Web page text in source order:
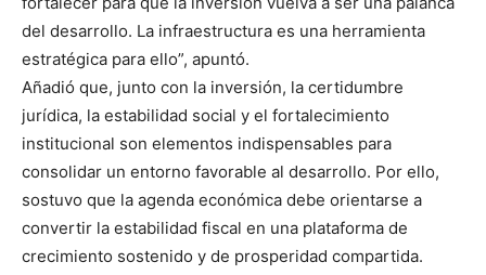
del desarrollo. La infraestructura es una herramienta
estratégica para ello”, apuntó.
Añadió que, junto con la inversión, la certidumbre
jurídica, la estabilidad social y el fortalecimiento
institucional son elementos indispensables para
consolidar un entorno favorable al desarrollo. Por ello,
sostuvo que la agenda económica debe orientarse a
convertir la estabilidad fiscal en una plataforma de
crecimiento sostenido y de prosperidad compartida.